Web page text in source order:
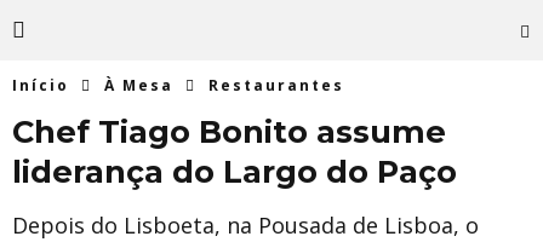
Início À Mesa Restaurantes
Chef Tiago Bonito assume
liderança do Largo do Paço
Depois do Lisboeta, na Pousada de Lisboa, o